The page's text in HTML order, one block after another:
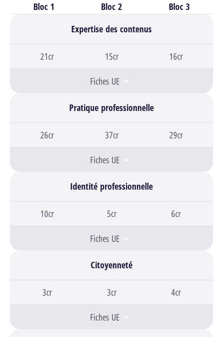
Bloc 1
Bloc 2
Bloc 3
Expertise des contenus
Bloc 1,
21cr Bloc 2,
15cr Bloc 3,
16cr
Fiches UE
Pratique professionnelle
Bloc 1,
26cr Bloc 2,
37cr Bloc 3,
29cr
Fiches UE
Identité professionnelle
Bloc 1,
10cr Bloc 2,
5cr Bloc 3,
6cr
Fiches UE
Citoyenneté
Bloc 1,
3cr Bloc 2,
3cr Bloc 3,
4cr
Fiches UE